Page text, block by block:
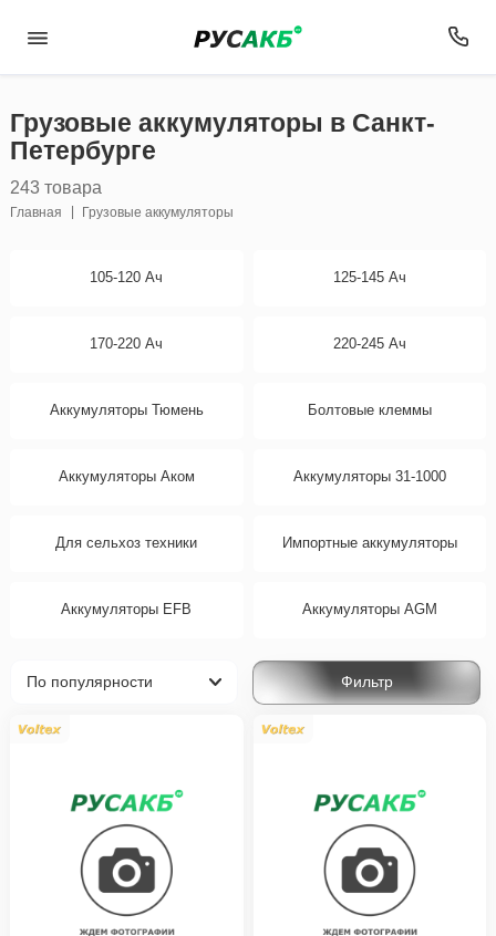
Грузовые аккумуляторы в Санкт-
Петербурге
243 товара
Главная Грузовые аккумуляторы
105-120 Ач 125-145 Ач
170-220 Ач 220-245 Ач
Аккумуляторы Тюмень Болтовые клеммы
Аккумуляторы Аком Аккумуляторы 31-1000
Для сельхоз техники Импортные аккумуляторы
Аккумуляторы EFB Аккумуляторы AGM
Фильтр